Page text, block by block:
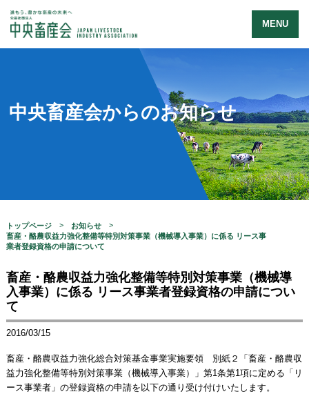
MENU
中央畜産会からのお知らせ
トップページ
お知らせ
畜産・酪農収益力強化整備等特別対策事業（機械導入事業）に係る リース事
業者登録資格の申請について
畜産・酪農収益力強化整備等特別対策事業（機械導
入事業）に係る リース事業者登録資格の申請につい
て
2016/03/15
畜産・酪農収益力強化総合対策基金事業実施要領 別紙２「畜産・酪農収
益力強化整備等特別対策事業（機械導入事業）」第1条第1項に定める「リ
ース事業者」の登録資格の申請を以下の通り受け付けいたします。